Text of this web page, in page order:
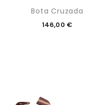
Bota Cruzada
146,00 €